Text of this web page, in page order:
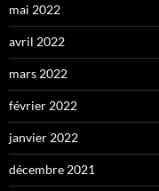
mai 2022
avril 2022
mars 2022
février 2022
janvier 2022
décembre 2021